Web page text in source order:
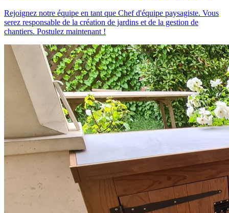
Rejoignez notre équipe en tant que Chef d'équipe paysagiste. Vous
serez responsable de la création de jardins et de la gestion de
chantiers. Postulez maintenant !